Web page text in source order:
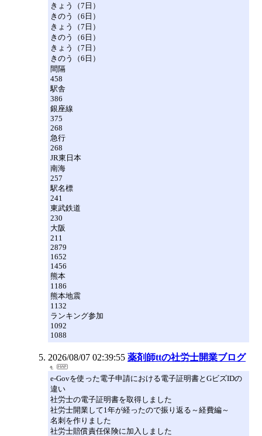
きょう（7日）
きのう（6日）
きょう（7日）
きのう（6日）
きょう（7日）
きのう（6日）
間隔
458
駅舎
386
銀座線
375
268
急行
268
JR東日本
南海
257
駅名標
241
東武鉄道
230
大阪
211
2879
1652
1456
熊本
1186
熊本地震
1132
ランキング参加
1092
1088
2026/08/07 02:39:55 薬剤師ttの社労士開業ブログ
e-Govを使った電子申請における電子証明書とGビズIDの
違い
社労士の電子証明書を取得しました
社労士開業して1年が経ったので振り返る～経費編～
名刺を作りました
社労士賠償責任保険に加入しました